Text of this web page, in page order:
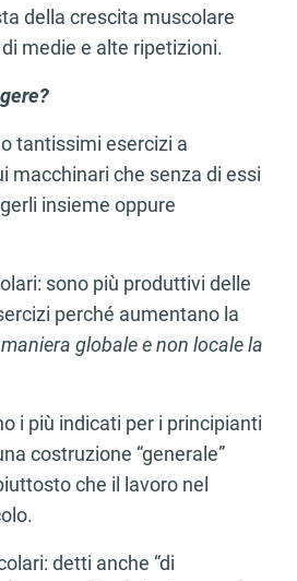
della crescita muscolare
medie e alte ripetizioni.
tantissimi esercizi a
macchinari che senza di essi
insieme oppure
sono più produttivi delle
perché aumentano la
globale e non locale la
i più indicati per i principianti
costruzione “generale”
che il lavoro nel
detti anche “di